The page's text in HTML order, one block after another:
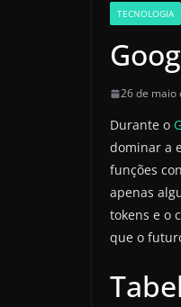
TECNOLOGIA
26 de maio
Durante o
dominar a
funções
apenas
tokens e o
que o